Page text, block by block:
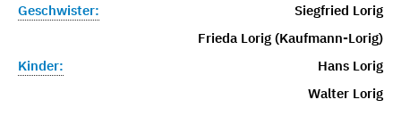
Geschwister:
Siegfried Lorig
Frieda Lorig (Kaufmann-Lorig)
Kinder:
Hans Lorig
Walter Lorig